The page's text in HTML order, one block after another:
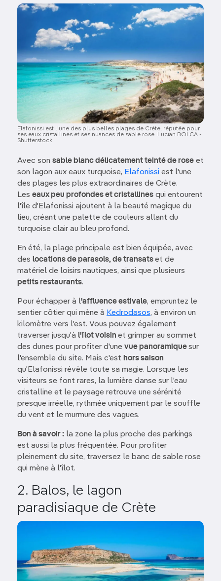
Image
Elafonissi est l'une des plus belles plages de Crète, réputée pour
ses eaux cristallines et ses nuances de sable rose. Lucian BOLCA -
Shutterstock
Avec son sable blanc délicatement teinté de rose et
son lagon aux eaux turquoise, Elafonissi est l'une
des plages les plus extraordinaires de Crète.
Les eaux peu profondes et cristallines qui entourent
l'île d'Elafonissi ajoutent à la beauté magique du
lieu, créant une palette de couleurs allant du
turquoise clair au bleu profond.
En été, la plage principale est bien équipée, avec
des locations de parasols, de transatset de
matériel de loisirs nautiques, ainsi que plusieurs
petits restaurants.
Pour échapper à l'affluence estivale, empruntez le
sentier côtier qui mène à Kedrodasos, à environ un
kilomètre vers l'est. Vous pouvez également
traverser jusqu'à l'îlot voisin et grimper au sommet
des dunes pour profiter d'une vue panoramiquesur
l'ensemble du site. Mais c'est hors saison
qu'Elafonissi révèle toute sa magie. Lorsque les
visiteurs se font rares, la lumière danse sur l'eau
cristalline et le paysage retrouve une sérénité
presque irréelle, rythmée uniquement par le souffle
du vent et le murmure des vagues.
Bon à savoir : la zone la plus proche des parkings
est aussi la plus fréquentée. Pour profiter
pleinement du site, traversez le banc de sable rose
qui mène à l'îlot.
2. Balos, le lagon
paradisiaque de Crète
Image